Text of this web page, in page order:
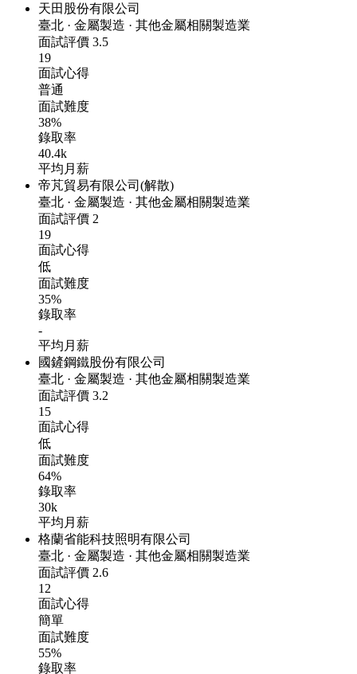
天田股份有限公司
臺北 · 金屬製造 · 其他金屬相關製造業
面試評價 3.5
19
面試心得
普通
面試難度
38%
錄取率
40.4k
平均月薪
帝芃貿易有限公司(解散)
臺北 · 金屬製造 · 其他金屬相關製造業
面試評價 2
19
面試心得
低
面試難度
35%
錄取率
-
平均月薪
國鏟鋼鐵股份有限公司
臺北 · 金屬製造 · 其他金屬相關製造業
面試評價 3.2
15
面試心得
低
面試難度
64%
錄取率
30k
平均月薪
格蘭省能科技照明有限公司
臺北 · 金屬製造 · 其他金屬相關製造業
面試評價 2.6
12
面試心得
簡單
面試難度
55%
錄取率